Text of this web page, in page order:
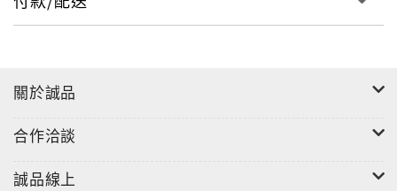
關於誠品
合作洽談
誠品線上